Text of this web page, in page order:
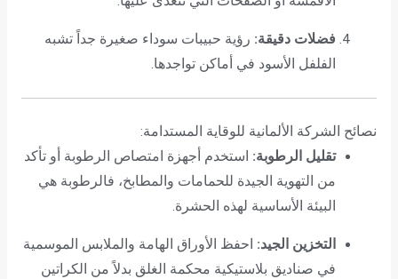
فضلات دقيقة: رؤية حبيبات سوداء صغيرة جداً تشبه
الفلفل الأسود في أماكن تواجدها.
نصائح الشركة الألمانية للوقاية المستدامة:
تقليل الرطوبة: استخدم أجهزة امتصاص الرطوبة أو تأكد
من التهوية الجيدة للحمامات والمطابخ، فالرطوبة هي
البيئة الأساسية لهذه الحشرة.
التخزين الجيد: احفظ الأوراق الهامة والملابس الموسمية
في صناديق بلاستيكية محكمة الغلق بدلاً من الكراتين